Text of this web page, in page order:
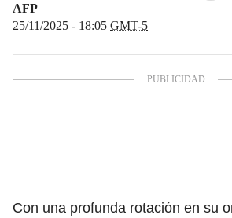
AFP
25/11/2025 - 18:05 GMT-5
Con una profunda rotación en su